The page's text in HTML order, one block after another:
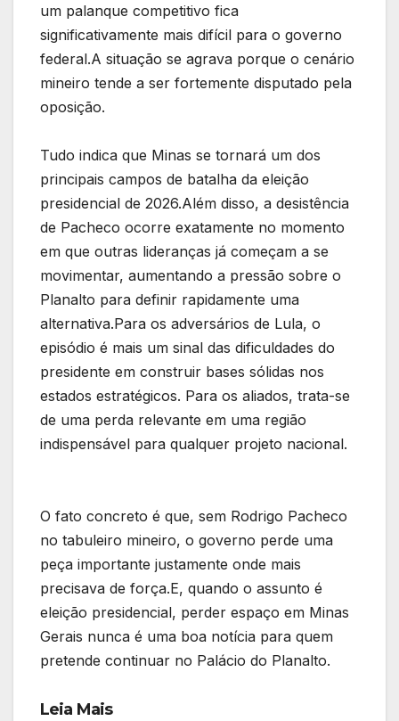
um palanque competitivo fica
significativamente mais difícil para o governo
federal.A situação se agrava porque o cenário
mineiro tende a ser fortemente disputado pela
oposição.
Tudo indica que Minas se tornará um dos
principais campos de batalha da eleição
presidencial de 2026.Além disso, a desistência
de Pacheco ocorre exatamente no momento
em que outras lideranças já começam a se
movimentar, aumentando a pressão sobre o
Planalto para definir rapidamente uma
alternativa.Para os adversários de Lula, o
episódio é mais um sinal das dificuldades do
presidente em construir bases sólidas nos
estados estratégicos. Para os aliados, trata-se
de uma perda relevante em uma região
indispensável para qualquer projeto nacional.
O fato concreto é que, sem Rodrigo Pacheco
no tabuleiro mineiro, o governo perde uma
peça importante justamente onde mais
precisava de força.E, quando o assunto é
eleição presidencial, perder espaço em Minas
Gerais nunca é uma boa notícia para quem
pretende continuar no Palácio do Planalto.
Leia Mais